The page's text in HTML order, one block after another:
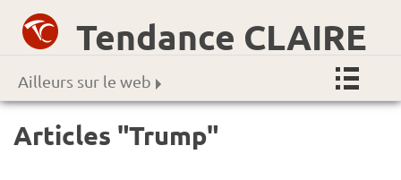
Tendance CLAIRE
Ailleurs sur le web
Articles "Trump"